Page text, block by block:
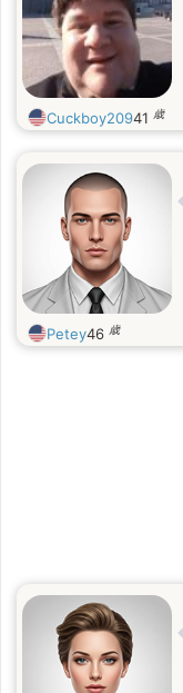
Cuckboy20941 歳
Petey46 歳